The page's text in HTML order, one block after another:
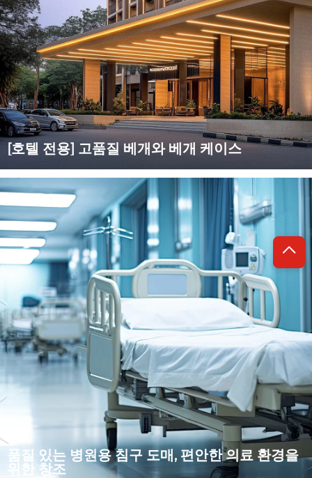
[호텔 전용] 고품질 베개와 베개 케이스
머무름을 더욱 향상시키고 쾌적한 수면 환경을 만들어보세요! 우
리는 호텔용으로 특별히 설계된 고품질의 베개와 베개 커버 세트
를 도매로 제공합니다. 부드럽고 피부에 친근한 천연 소재와 인체
공학적 디자인의 조합으로 모든...
품질 있는 병원용 침구 도매, 편안한 의료 환경을
위한 창조